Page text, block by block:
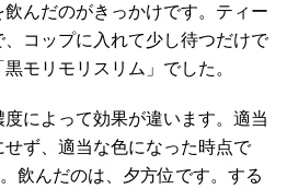
んだのがきっかけです。ティー
コップに入れて少し待つだけで
モリモリスリム」でした。
度によって効果が違います。適当
ず、適当な色になった時点で
飲んだのは、夕方位です。する